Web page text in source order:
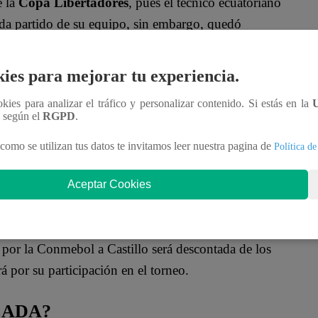
partido de su equipo, sin embargo, quedó
Castle’, sino que ahora ha recibido una
deberá pagar 50 mil dólares ya que fue
de la Conmebol Libertadores, el cual
la Conmebol a Castillo será descontada de los
por su participación en el torneo.
para mejorar tu experiencia.
para analizar el tráfico y personalizar contenido. Si estás en la
según el RGPD.
se utilizan tus datos te invitamos leer nuestra pagina de Política
Aceptar Cookies